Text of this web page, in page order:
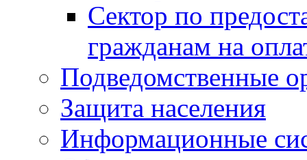
Сектор по
гражданам на
Подведомственные
Защита населения
Информационные